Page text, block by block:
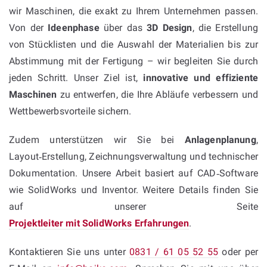
wir Maschinen, die exakt zu Ihrem Unternehmen passen.
Von der Ideenphaseüber das3D Design, die Erstellung
von Stücklisten und die Auswahl der Materialien bis zur
Abstimmung mit der Fertigung – wir begleiten Sie durch
jeden Schritt. Unser Ziel ist, innovative und effiziente
Maschinen zu entwerfen, die Ihre Abläufe verbessern und
Wettbewerbsvorteile sichern.
Zudem unterstützen wir Sie bei Anlagenplanung,
Layout‑Erstellung, Zeichnungsverwaltung und technischer
Dokumentation. Unsere Arbeit basiert auf CAD‑Software
wie SolidWorks und Inventor. Weitere Details finden Sie
auf unserer Seite
Projektleiter mit SolidWorks Erfahrungen.
Kontaktieren Sie uns unter0831 / 61 05 52 55 oder per